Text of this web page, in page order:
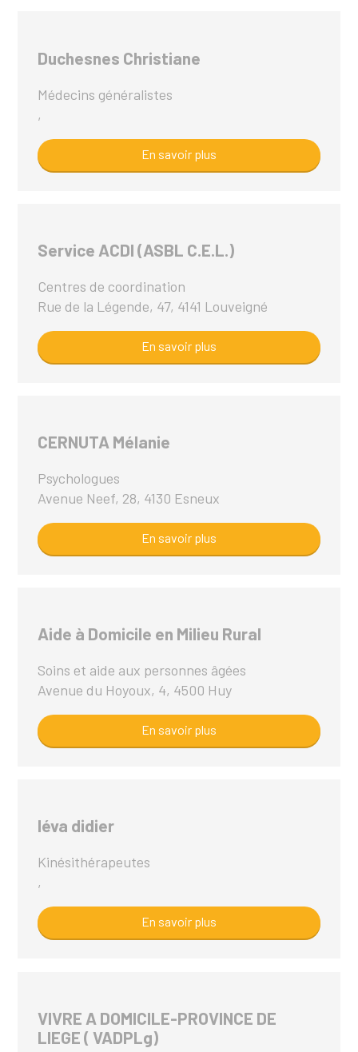
Duchesnes Christiane
Médecins généralistes
,
En savoir plus
Service ACDI (ASBL C.E.L.)
Centres de coordination
Rue de la Légende, 47, 4141 Louveigné
En savoir plus
CERNUTA Mélanie
Psychologues
Avenue Neef, 28, 4130 Esneux
En savoir plus
Aide à Domicile en Milieu Rural
Soins et aide aux personnes âgées
Avenue du Hoyoux, 4, 4500 Huy
En savoir plus
léva didier
Kinésithérapeutes
,
En savoir plus
VIVRE A DOMICILE-PROVINCE DE
LIEGE ( VADPLg)